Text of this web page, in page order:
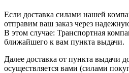
Если доставка силами нашей
отправим ваш заказ через
В этом случае: Транспортная
ближайшего к вам пункта выдачи.
Далее доставка от пункта выдачи
осуществляется вами (силами